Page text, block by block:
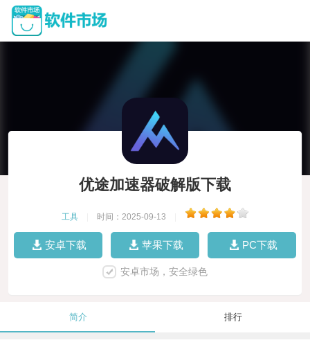
优途加速器破解版下载
工具 时间：2025-09-13
安卓下载 苹果下载 PC下载
安卓市场，安全绿色
简介 排行